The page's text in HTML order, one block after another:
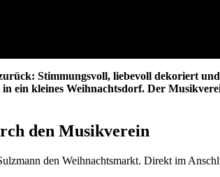
Stimmungsvoll, liebevoll dekoriert
ein kleines Weihnachtsdorf. Der
den Musikverein
den Weihnachtsmarkt. Direkt im